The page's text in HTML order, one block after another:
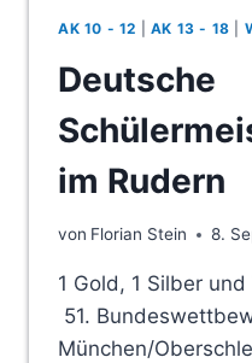
AK 10 - 12 AK 13 - 18
Deutsche
im Rudern
von Florian Stein 8.
1 Gold, 1 Silber
51.
München/